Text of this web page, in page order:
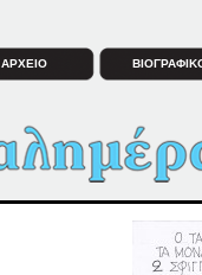
ΑΡΧΕΙΟ